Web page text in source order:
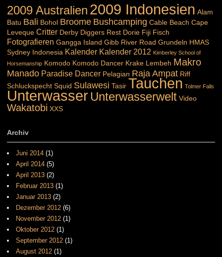
2009 Australien 2009 Indonesien Alam
Batu Bali Bohol Broome Bushcamping Cable Beach Cape
Leveque Critter Derby Diggers Rest Dorie Fiji Fisch
Fotografieren Gangga Island Gibb River Road Grundeln HMAS
Sydney Indonesia Kalender Kalender 2012 Kimberley School of
Horsemanship Komodo Komodo Dancer Krake Lembeh Makro
Manado Paradise Dancer Pelagian Raja Ampat Riff
Schluckspecht Squid Sulawesi Tasir Tauchen Tolmer Falls
UnterwasserUnterwasserwelt Video
Wakatobi XXS
Archiv
Juni 2014 (1)
April 2014 (5)
April 2013 (2)
Februar 2013 (1)
Januar 2013 (2)
Dezember 2012 (6)
November 2012 (1)
Oktober 2012 (1)
September 2012 (1)
August 2012 (1)